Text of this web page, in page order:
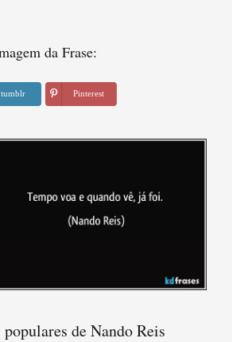
da Frase:
tumblr Pinterest
de Nando Reis